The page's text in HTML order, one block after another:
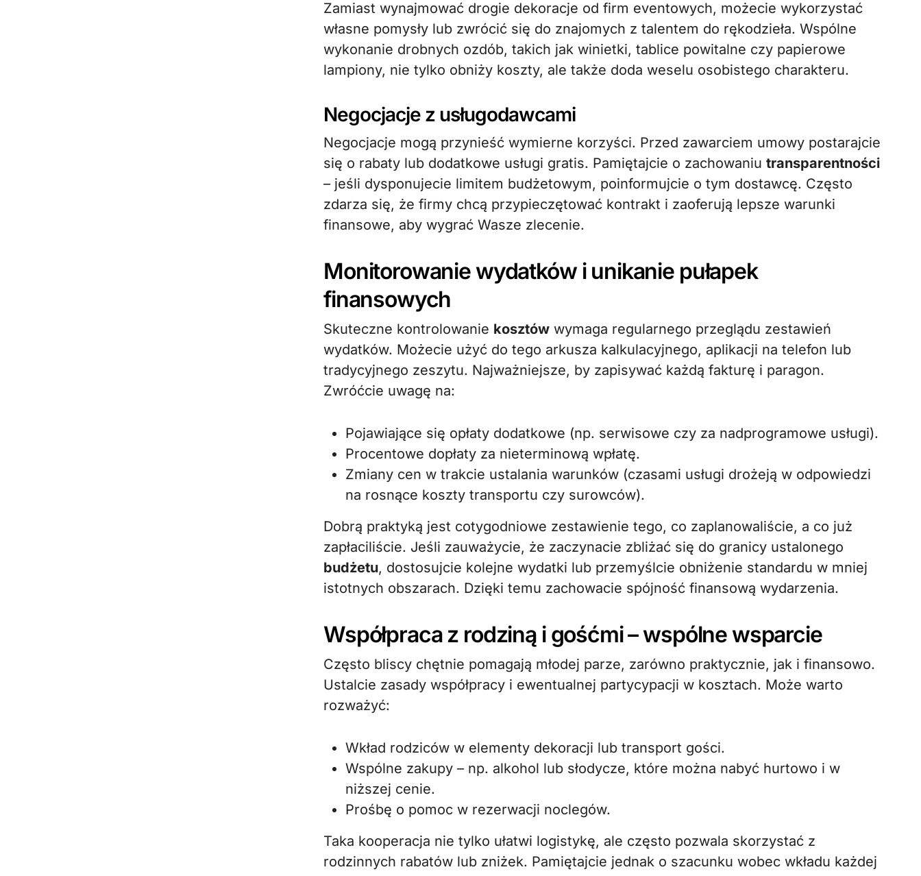
Zamiast wynajmować drogie dekoracje od firm eventowych, możecie wykorzystać
własne pomysły lub zwrócić się do znajomych z talentem do rękodzieła. Wspólne
wykonanie drobnych ozdób, takich jak winietki, tablice powitalne czy papierowe
lampiony, nie tylko obniży koszty, ale także doda weselu osobistego charakteru.
Negocjacje z usługodawcami
Negocjacje mogą przynieść wymierne korzyści. Przed zawarciem umowy postarajcie
się o rabaty lub dodatkowe usługi gratis. Pamiętajcie o zachowaniu transparentności
– jeśli dysponujecie limitem budżetowym, poinformujcie o tym dostawcę. Często
zdarza się, że firmy chcą przypieczętować kontrakt i zaoferują lepsze warunki
finansowe, aby wygrać Wasze zlecenie.
Monitorowanie wydatków i unikanie pułapek
finansowych
Skuteczne kontrolowanie kosztów wymaga regularnego przeglądu zestawień
wydatków. Możecie użyć do tego arkusza kalkulacyjnego, aplikacji na telefon lub
tradycyjnego zeszytu. Najważniejsze, by zapisywać każdą fakturę i paragon.
Zwróćcie uwagę na:
Pojawiające się opłaty dodatkowe (np. serwisowe czy za nadprogramowe usługi).
Procentowe dopłaty za nieterminową wpłatę.
Zmiany cen w trakcie ustalania warunków (czasami usługi drożeją w odpowiedzi
na rosnące koszty transportu czy surowców).
Dobrą praktyką jest cotygodniowe zestawienie tego, co zaplanowaliście, a co już
zapłaciliście. Jeśli zauważycie, że zaczynacie zbliżać się do granicy ustalonego
budżetu, dostosujcie kolejne wydatki lub przemyślcie obniżenie standardu w mniej
istotnych obszarach. Dzięki temu zachowacie spójność finansową wydarzenia.
Współpraca z rodziną i gośćmi – wspólne wsparcie
Często bliscy chętnie pomagają młodej parze, zarówno praktycznie, jak i finansowo.
Ustalcie zasady współpracy i ewentualnej partycypacji w kosztach. Może warto
rozważyć:
Wkład rodziców w elementy dekoracji lub transport gości.
Wspólne zakupy – np. alkohol lub słodycze, które można nabyć hurtowo i w
niższej cenie.
Prośbę o pomoc w rezerwacji noclegów.
Taka kooperacja nie tylko ułatwi logistykę, ale często pozwala skorzystać z
rodzinnych rabatów lub zniżek. Pamiętajcie jednak o szacunku wobec wkładu każdej